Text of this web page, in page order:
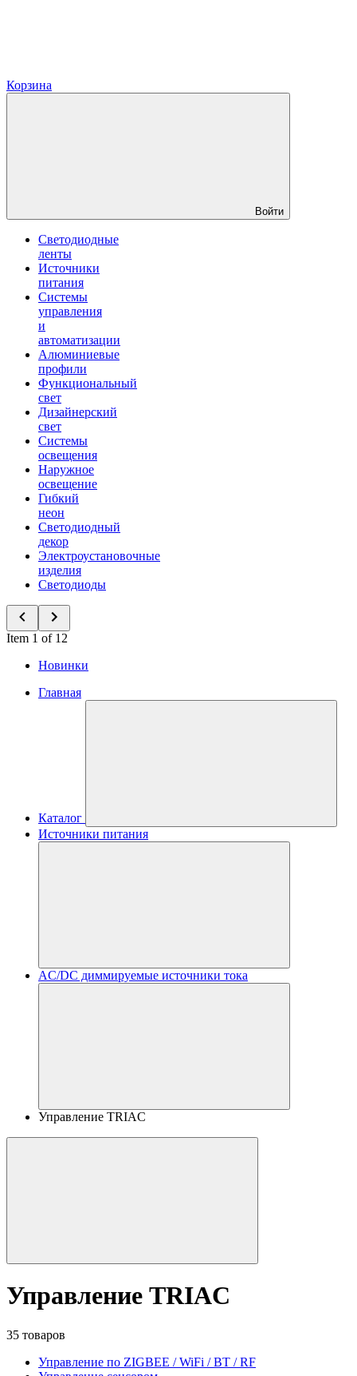
Корзина
Войти
Светодиодные
ленты
Источники
питания
Системы
управления
и
автоматизации
Алюминиевые
профили
Функциональный
свет
Дизайнерский
свет
Системы
освещения
Наружное
освещение
Гибкий
неон
Светодиодный
декор
Электроустановочные
изделия
Светодиоды
Item 1 of 12
Новинки
Главная
Каталог
Источники питания
AC/DC диммируемые источники тока
Управление TRIAC
Управление TRIAC
35 товаров
Управление по ZIGBEE / WiFi / BT / RF